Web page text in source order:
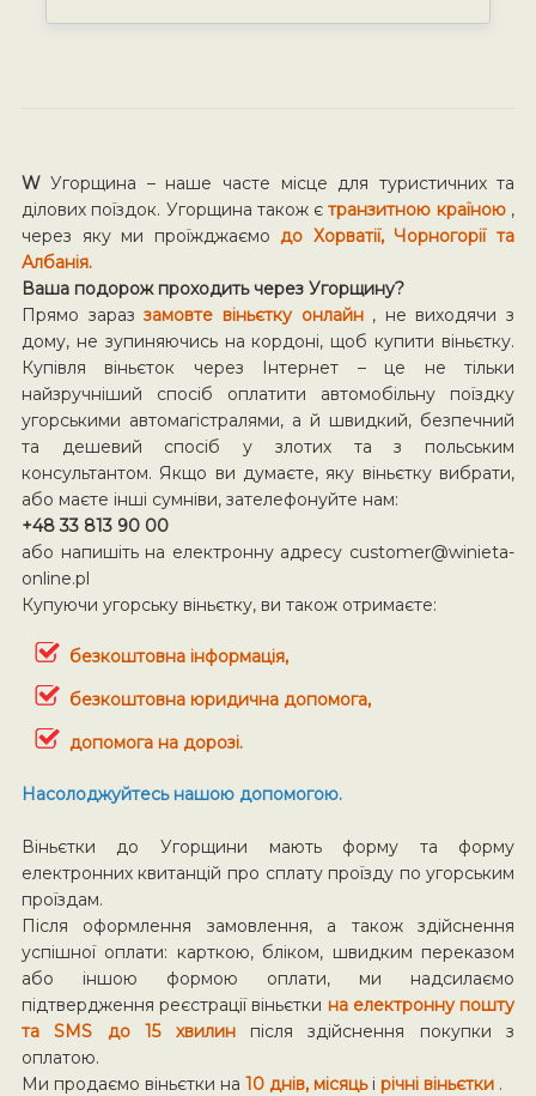
WУгорщина – наше часте місце для туристичних та
ділових поїздок. Угорщина також єтранзитною країною ,
через яку ми проїжджаємо до Хорватії, Чорногорії та
Албанія.
Ваша подорож проходить через Угорщину?
Прямо зараззамовте віньєтку онлайн , не виходячи з
дому, не зупиняючись на кордоні, щоб купити віньєтку.
Купівля віньєток через Інтернет – це не тільки
найзручніший спосіб оплатити автомобільну поїздку
угорськими автомагістралями, а й швидкий, безпечний
та дешевий спосіб у злотих та з польським
консультантом. Якщо ви думаєте, яку віньєтку вибрати,
або маєте інші сумніви, зателефонуйте нам:
+48 33 813 90 00
або напишіть на електронну адресу customer@winieta-
online.pl
Купуючи угорську віньєтку, ви також отримаєте:
безкоштовна інформація,
безкоштовна юридична допомога,
допомога на дорозі.
Насолоджуйтесь нашою допомогою.
Віньєтки до Угорщини мають форму та форму
електронних квитанцій про сплату проїзду по угорським
проїздам.
Після оформлення замовлення, а також здійснення
успішної оплати: карткою, бліком, швидким переказом
або іншою формою оплати, ми надсилаємо
підтвердження реєстрації віньєтки на електронну пошту
та SMS до 15 хвилин після здійснення покупки з
оплатою.
Ми продаємо віньєтки на 10 днів, місяць і річні віньєтки .